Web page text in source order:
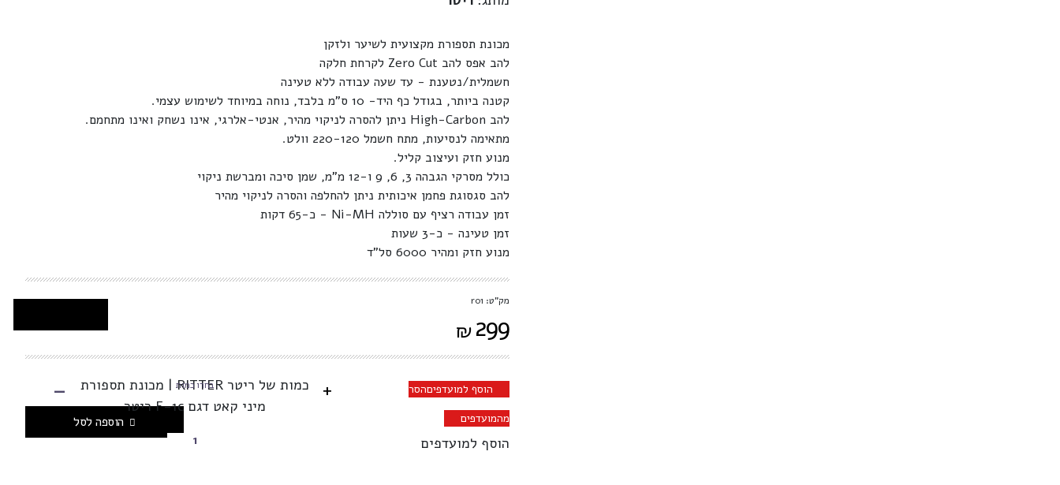
מכונת תספורת מקצועית לשיער ולזקן
להב אפס להב Zero Cut לקרחת חלקה
חשמלית/נטענת - עד שעה עבודה ללא טעינה
קטנה ביותר, בגודל כף היד- 10 ס"מ בלבד, נוחה במיוחד לשימוש עצמי.
להב High-Carbon ניתן להסרה לניקוי מהיר, אנטי-אלרגי, אינו נשחק ואינו מתחמם.
מתאימה לנסיעות, מתח חשמל 220-120 וולט.
מנוע חזק ועיצוב קליל.
כולל מסרקי הגבהה 3, 6, 9 ו-12 מ"מ, שמן סיכה ומברשת ניקוי
להב סגסוגת פחמן איכותית ניתן להחלפה והסרה לניקוי מהיר
זמן עבודה רציף עם סוללה Ni-MH - כ-65 דקות
זמן טעינה - כ-3 שעות
מנוע חזק ומהיר 6000 סל"ד
מק"ט: r01
₪299
+
כמות של ריטר RITTER | מכונת תספורת
מיני קאט דגם F-1c ריטר
בחרו כמות -
הוספה לסל
הוסף למועדפיםהסר
מהמועדפים
הוסף למועדפים